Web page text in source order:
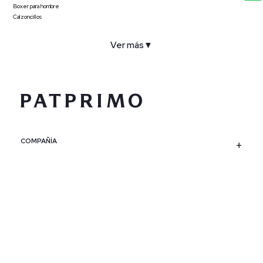
Boxer para hombre
Calzoncillos
Ver más ▼
COMPAÑÍA